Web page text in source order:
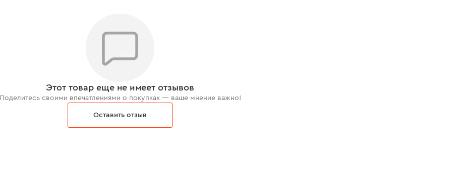
Этот товар еще не имеет отзывов
Поделитесь своими впечатлениями о покупках — ваше мнение важно!
Оставить отзыв